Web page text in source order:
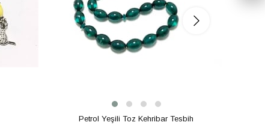
Petrol Yeşili Toz Kehribar Tesbih